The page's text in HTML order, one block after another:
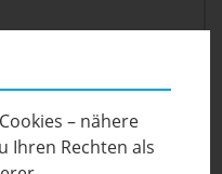
– nähere
Ihren Rechten als